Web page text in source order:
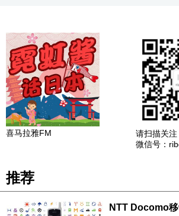
喜马拉雅FM
请扫描关注
微信号：
推荐
NTT Docomo